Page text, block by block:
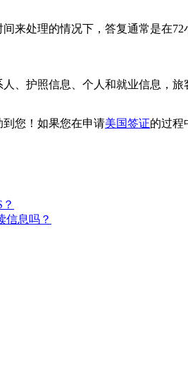
来处理的情况下，答复通常是在
、护照信息、个人和就业信息，旅
您！如果您在申请美国签证的过程
信息吗？